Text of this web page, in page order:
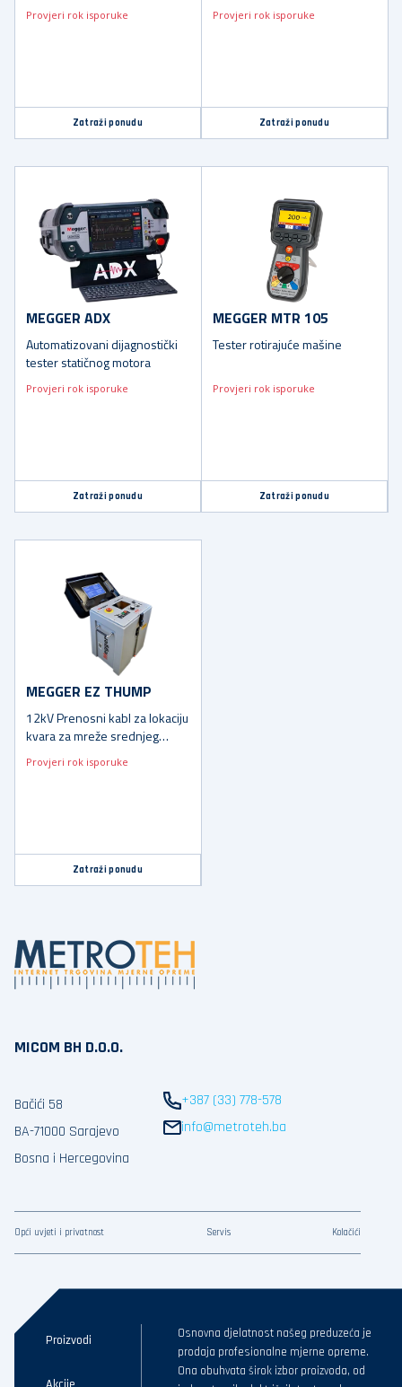
Provjeri rok isporuke
Zatraži ponudu
Provjeri rok isporuke
Zatraži ponudu
MEGGER ADX
Automatizovani dijagnostički
tester statičnog motora
Provjeri rok isporuke
Zatraži ponudu
MEGGER MTR 105
Tester rotirajuće mašine
Provjeri rok isporuke
Zatraži ponudu
MEGGER EZ THUMP
12kV Prenosni kabl za lokaciju
kvara za mreže srednjeg
napona (MV)
Provjeri rok isporuke
Zatraži ponudu
MICOM BH D.O.O.
Bačići 58
BA-71000 Sarajevo
Bosna i Hercegovina
+387 (33) 778-578
info@metroteh.ba
Opći uvjeti i privatnost Servis Kolačići
Proizvodi
Osnovna djelatnost našeg preduzeća je
prodaja profesionalne mjerne opreme.
Ona obuhvata širok izbor proizvoda, od